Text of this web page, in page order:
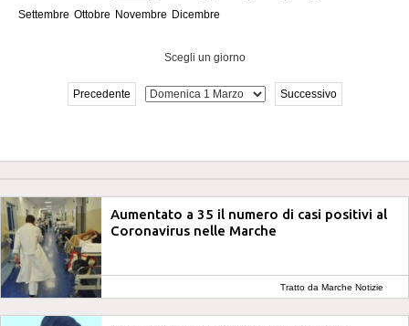
Settembre Ottobre Novembre Dicembre
Scegli un giorno
Precedente Successivo
Aumentato a 35 il numero di casi positivi al
Coronavirus nelle Marche
Tratto da Marche Notizie